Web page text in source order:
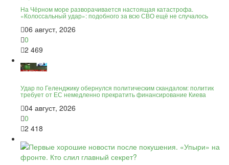
На Чёрном море разворачивается настоящая катастрофа.
«Колоссальный удар»: подобного за всю СВО ещё не случалось
06 август, 2026
0
2 469
Удар по Геленджику обернулся политическим скандалом: политик
требует от ЕС немедленно прекратить финансирование Киева
04 август, 2026
0
2 418